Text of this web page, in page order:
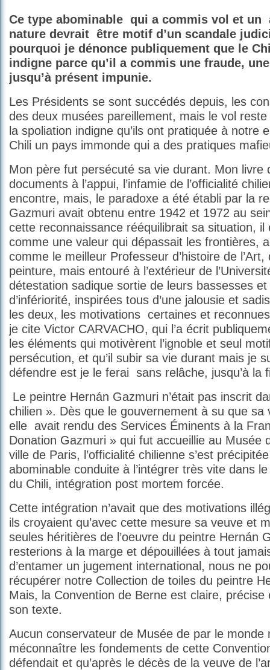
Ce type abominable qui a commis vol et un
nature devrait être motif d’un scandale
pourquoi je dénonce publiquement que le
indigne parce qu’il a commis une fraude,
jusqu’à présent impunie.
Les Présidents se sont succédés depuis, les
des deux musées pareillement, mais le vol
la spoliation indigne qu’ils ont pratiquée à notre
Chili un pays immonde qui a des pratiques
Mon père fut persécuté sa vie durant. Mon livre
documents à l’appui, l’infamie de l’officialité
encontre, mais, le paradoxe a été établi par la
Gazmuri avait obtenu entre 1942 et 1972 au
cette reconnaissance rééquilibrait sa situation, il
comme une valeur qui dépassait les frontières,
comme le meilleur Professeur d’histoire de
peinture, mais entouré à l’extérieur de
détestation sadique sortie de leurs bassesses
d’infériorité, inspirées tous d’une jalousie et
les deux, les motivations certaines et
je cite Victor CARVACHO, qui l’a écrit
les éléments qui motivèrent l’ignoble et seul
persécution, et qu’il subir sa vie durant mais je
défendre est je le ferai sans relâche, jusqu’à la
Le peintre Hernán Gazmuri n’était pas inscrit
chilien ». Dès que le gouvernement à su que sa
elle avait rendu des Services Éminents à la
Donation Gazmuri » qui fut accueillie au Musée
ville de Paris, l’officialité chilienne s’est
abominable conduite à l’intégrer très vite dans
du Chili, intégration post mortem forcée.
Cette intégration n’avait que des motivations
ils croyaient qu’avec cette mesure sa veuve et
seules héritières de l’oeuvre du peintre Hernán
resterions à la marge et dépouillées à tout
d’entamer un jugement international, nous ne
récupérer notre Collection de toiles du peintre
Mais, la Convention de Berne est claire, précise
son texte.
Aucun conservateur de Musée de par le monde
méconnaître les fondements de cette
défendait et qu’après le décès de la veuve de